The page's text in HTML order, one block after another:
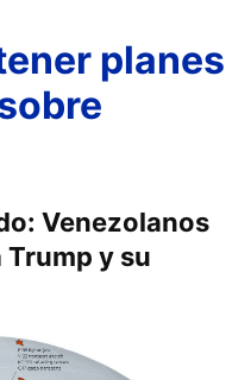
planes
Venezolanos
y su